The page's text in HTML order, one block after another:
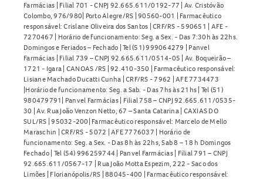
Farmácias | Filial 701 - CNPJ 92.665.611/0192-77 | Av. Cristóvão
Colombo, 976/980| Porto Alegre/RS | 90560-001 | Farmacêutico
responsável: Crislane Oliveira dos Santos | CRF/RS - 590651 | AFE -
7270467 | Horário de funcionamento: Seg. a Sex. - Das 7:30h às 22hs.
Domingos e Feriados – Fechado | Tel (51) 999064279 | Panvel
Farmácias | Filial 739 – CNPJ 92.665.611/0514-05 | Av. Boqueirão –
1721 - Igara | CANOAS /RS | 92.410-350 | Farmacêutico responsável:
Lisiane Machado Ducatti Cunha | CRF/RS - 7962 | AFE 7734473
|Horário de funcionamento: Seg. a Sab. - Das 7hs às 21hs | Tel (51)
980479791| Panvel Farmácias | Filial 758 – CNPJ 92.665.611/0535-
30 | Av. Rua João Venzon Netto, 67 – Santa Catarina | CAXIAS DO
SUL/RS | 95032-200| Farmacêutico responsável: Marcelo de Mello
Maraschin | CRF/RS - 5072 | AFE 7776037 | Horário de
funcionamento: Seg. a Sex. - Das 8h às 22hs, Sab 8 – 18 h Domingos
Fechado | Tel (54) 996259744 | Panvel Farmácias | Filial 791 – CNPJ
92.665.611/0567-17 | Rua João Motta Espezim, 222 - Saco dos
Limões | Florianópolis/RS | 88045-400 | Farmacêutico responsável: